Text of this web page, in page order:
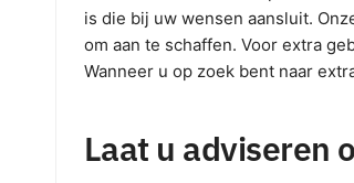
is die bij uw wensen aansluit.
om aan te schaffen. Voor extra
Wanneer u op zoek bent naar
Laat u adviseren